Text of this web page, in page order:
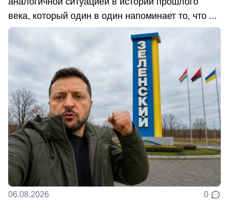
века, который один в один напоминает то, что ...
06.08.2026 0